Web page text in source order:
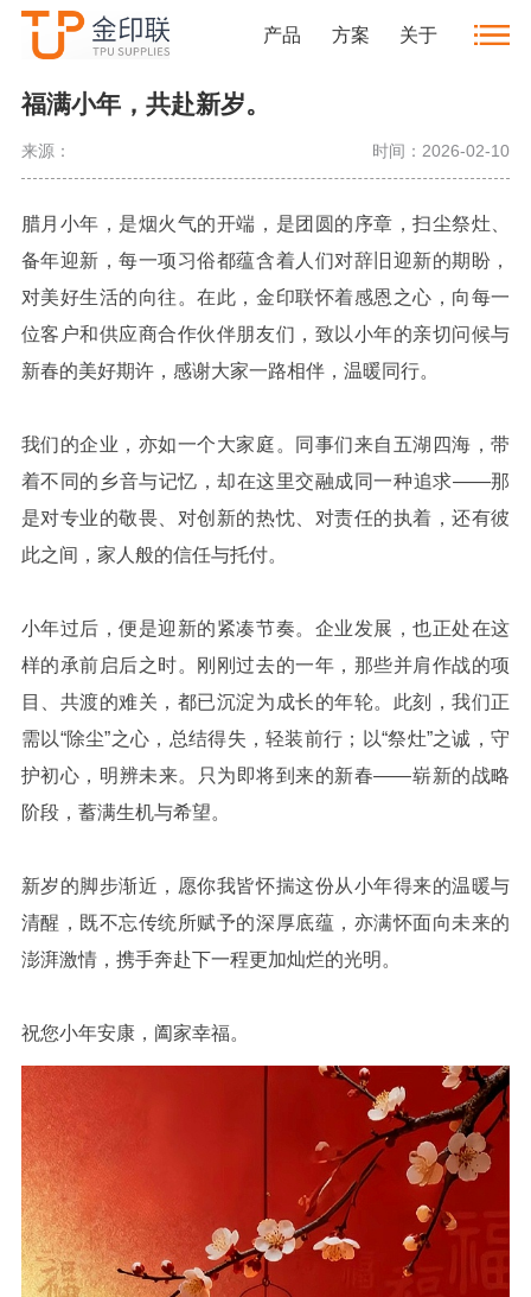
产品 方案 关于
公司动态
福满小年，共赴新岁。
来源： 时间：2026-02-10
腊月小年，是烟火气的开端，是团圆的序章，扫尘祭灶、
备年迎新，每一项习俗都蕴含着人们对辞旧迎新的期盼，
对美好生活的向往。在此， 金印联怀着感恩之心，向每一
位客户和供应商合作伙伴朋友们 ，致以小年的亲切问候与
新春的美好期许，感谢大家一路相伴，温暖同行。
我们的企业，亦如一个大家庭。同事们来自五湖四海，带
着不同的乡音与记忆，却在这里交融成同一种追求——那
是对专业的敬畏、对创新的热忱、对责任的执着，还有彼
此之间，家人般的信任与托付。
小年过后，便是迎新的紧凑节奏。企业发展，也正处在这
样的承前启后之时。刚刚过去的一年，那些并肩作战的项
目、共渡的难关，都已沉淀为成长的年轮。此刻，我们正
需以“除尘”之心，总结得失，轻装前行；以“祭灶”之诚，守
护初心，明辨未来。只为即将到来的新春——崭新的战略
阶段，蓄满生机与希望。
新岁的脚步渐近，愿你我皆怀揣这份从小年得来的温暖与
清醒，既不忘传统所赋予的深厚底蕴，亦满怀面向未来的
澎湃激情，携手奔赴下一程更加灿烂的光明。
祝您小年安康，阖家幸福。